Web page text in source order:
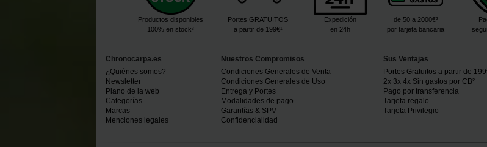
Productos disponibles
100% en stock³
Portes GRATUITOS
a partir de 199€¹
Expedición
en 24h
de 50 a 2000€²
por tarjeta bancaria
Chronocarpa.es
¿Quiénes somos?
Newsletter
Plano de la web
Categorías
Marcas
Menciones legales
Nuestros Compromisos
Condiciones Generales de Venta
Condiciones Generales de Uso
Entrega y Portes
Modalidades de pago
Garantías & SPV
Confidencialidad
Sus Ventajas
Portes Gratuitos a partir de
2x 3x 4x Sin gastos por CB²
Pago por transferencia
Tarjeta regalo
Tarjeta Privilegio